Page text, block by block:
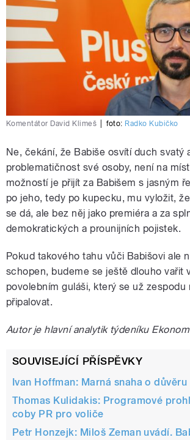
Komentátor David Klimeš foto: Radko Kubičko
Ne, čekání, že Babiše osvítí duch svatý
problematičnost své osoby, není na
možností je přijít za Babišem s jasným
po jeho, tedy po kupecku, mu vyložit,
se dá, ale bez něj jako premiéra a za
demokratických a prounijních pojistek.
Pokud takového tahu vůči Babišovi ale
schopen, budeme se ještě dlouho vařit
povolebním guláši, který se už zespodu
připalovat.
Autor je hlavní analytik týdeníku
SOUVISEJÍCÍ PŘÍSPĚVKY
Ivan Hoffman: Marná snaha o důvěru
Thomas Kulidakis: Programové
coby PR pro voliče
Petr Honzejk: Miloš Zeman uvádí.